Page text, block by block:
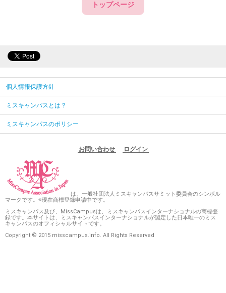
トップページ
個人情報保護方針
ミスキャンパスとは？
ミスキャンパスのポリシー
お問い合わせ ログイン
は、一般社団法人ミスキャンパスサミット委員会のシンボル
マークです。※現在商標登録申請中です。
ミスキャンパス及び、MissCampusは、ミスキャンパスインターナショナルの商標登
録です。本サイトは、ミスキャンパスインターナショナルが認定した日本唯一のミス
キャンパスのオフィシャルサイトです。
Copyright © 2015 misscampus.info. All Rights Reserved